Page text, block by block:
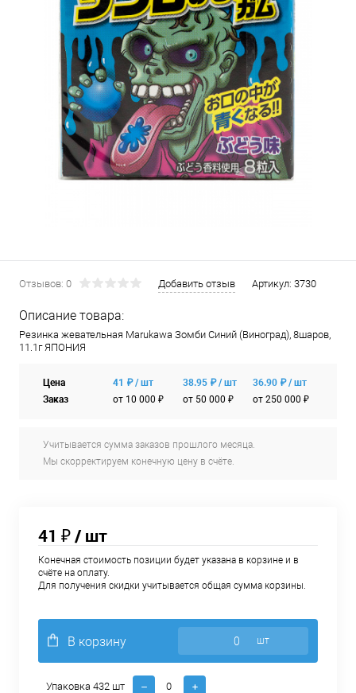
Отзывов: 0 Добавить отзыв Артикул: 3730
Описание товара:
Резинка жевательная Marukawa Зомби Синий (Виноград), 8шаров,
11.1г ЯПОНИЯ
Цена
Заказ
41 ₽ / шт
от 10 000 ₽
38.95 ₽ / шт
от 50 000 ₽
36.90 ₽ / шт
от 250 000 ₽
Учитывается сумма заказов прошлого месяца.
Мы скорректируем конечную цену в счёте.
41 ₽/ шт
Конечная стоимость позиции будет указана в корзине и в
счёте на оплату.
Для получения скидки учитывается общая сумма корзины.
В корзину шт
Упаковка 432 шт